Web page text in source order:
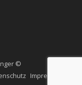
©
Impressum